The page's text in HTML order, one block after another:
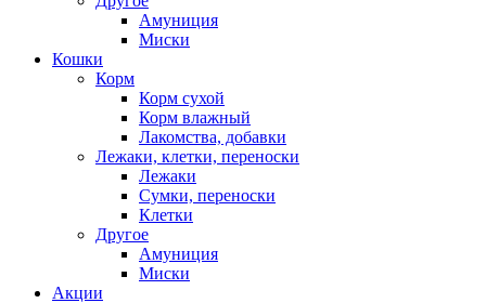
Амуниция
Миски
Кошки
Корм
Корм сухой
Корм влажный
Лакомства, добавки
Лежаки, клетки, переноски
Лежаки
Сумки, переноски
Клетки
Другое
Амуниция
Миски
Акции